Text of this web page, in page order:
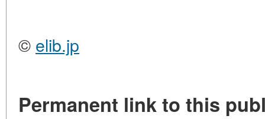
© elib.jp
Permanent link to this